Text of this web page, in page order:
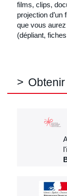
films, clips,
projection d’un
que vous
(dépliant,